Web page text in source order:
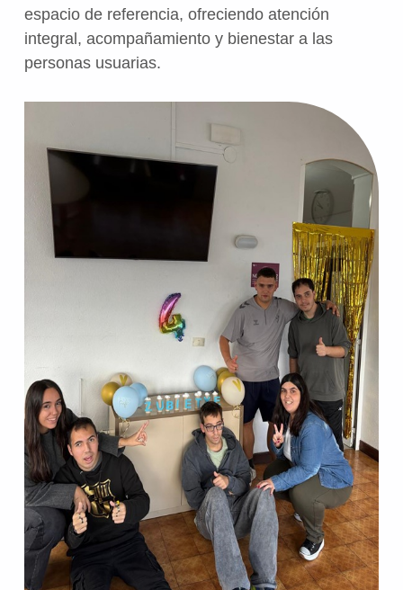
espacio de referencia, ofreciendo atención
integral, acompañamiento y bienestar a las
personas usuarias.